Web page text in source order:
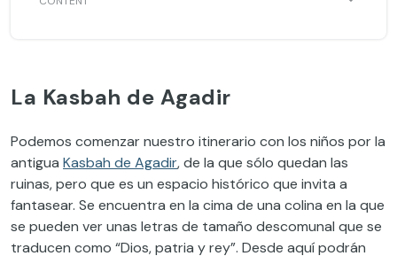
La Kasbah de Agadir
Podemos comenzar nuestro itinerario con los niños por la
antigua Kasbah de Agadir, de la que sólo quedan las
ruinas, pero que es un espacio histórico que invita a
fantasear. Se encuentra en la cima de una colina en la que
se pueden ver unas letras de tamaño descomunal que se
traducen como “Dios, patria y rey”. Desde aquí podrán